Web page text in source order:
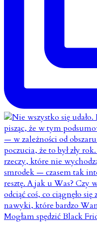
Mogłam spędzić Black